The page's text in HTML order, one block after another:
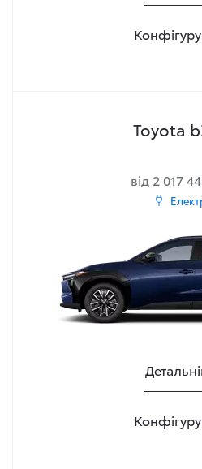
Toyota
від 2 017